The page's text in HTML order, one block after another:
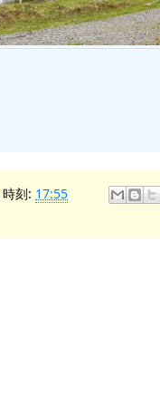
時刻: 17:55